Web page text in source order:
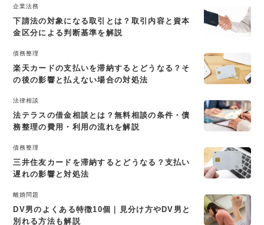
企業法務
下請法の対象になる取引とは？取引内容と資本
金区分による判断基準を解説
債務整理
楽天カードの支払いを滞納するとどうなる？そ
の後の影響と払えない場合の対処法
法律相談
法テラスの借金相談とは？無料相談の条件・債
務整理の費用・利用の流れを解説
債務整理
三井住友カードを滞納するとどうなる？支払い
遅れの影響と対処法
離婚問題
DV男のよくある特徴10個｜見分け方やDV男と
別れる方法も解説